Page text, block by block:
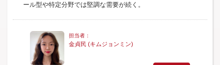
ール型や特定分野では堅調な需要が続く。
金貞民 (キムジョンミン)